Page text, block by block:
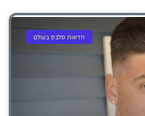
חדשות סלבס בעולם